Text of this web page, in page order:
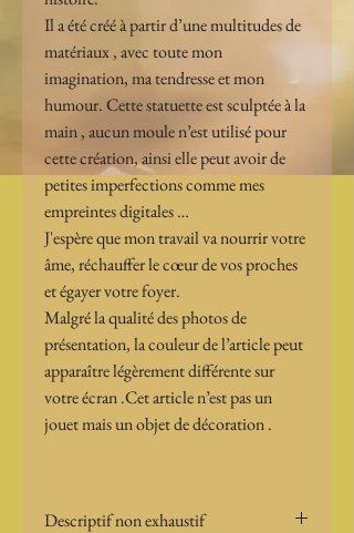
Il a été créé à partir d’une multitudes de
matériaux , avec toute mon
imagination, ma tendresse et mon
humour. Cette statuette est sculptée à la
main , aucun moule n’est utilisé pour
cette création, ainsi elle peut avoir de
petites imperfections comme mes
empreintes digitales …
J'espère que mon travail va nourrir votre
âme, réchauffer le cœur de vos proches
et égayer votre foyer.
Malgré la qualité des photos de
présentation, la couleur de l’article peut
apparaître légèrement différente sur
votre écran .Cet article n’est pas un
jouet mais un objet de décoration .
Descriptif non exhaustif